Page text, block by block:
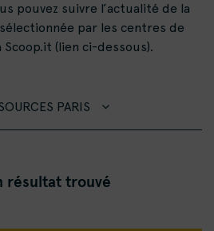
pouvez suivre l’actualité de la
par les centres de
Scoop.it (lien ci-dessous).
PARIS
résultat trouvé